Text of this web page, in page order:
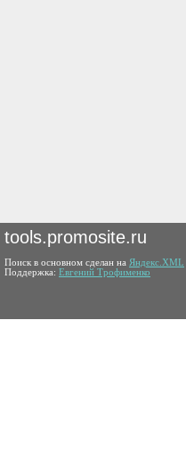
tools.promosite.ru
Поиск в основном сделан на Яндекс.XML
Поддержка: Евгений Трофименко